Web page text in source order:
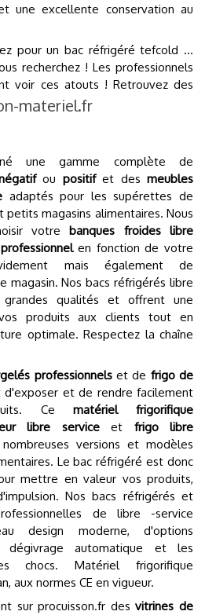
une excellente conservation au
pour un bac réfrigéré tefcold ...
recherchez ! Les professionnels
voir ces atouts ! Retrouvez des
materiel.fr
une gamme complète de
ou positifet desmeubles
adaptés pour les supérettes de
magasins alimentaires. Nous
votre banques froides libre
en fonction de votre
mais également de
magasin. Nos bacs réfrigérés libre
qualités et offrent une
produits aux clients tout en
optimale. Respectez la chaîne
professionnelset de frigo de
et de rendre facilement
Ce matériel frigorifique
libre service et frigo libre
versions et modèles
Le bac réfrigéré est donc
mettre en valeur vos produits,
Nos bacs réfrigérés et
de libre -service
design moderne, d'options
dégivrage automatique et les
chocs. Matériel frigorifique
aux normes CE en vigueur.
sur procuisson.fr desvitrines de